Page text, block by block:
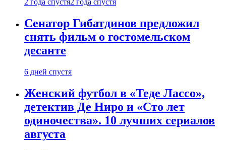
2 года спустя2 года спустя
Сенатор Гибатдинов предложил
снять фильм о гостомельском
десанте
6 дней спустя
Женский футбол в «Теде Лассо»,
детектив Де Ниро и «Сто лет
одиночества». 10 лучших сериалов
августа